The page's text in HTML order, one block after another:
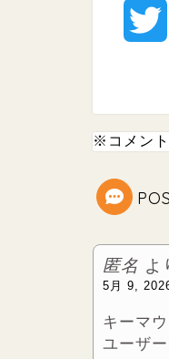
t
※コメント
匿名 よ
5月 9,
キーマ
ユーザ